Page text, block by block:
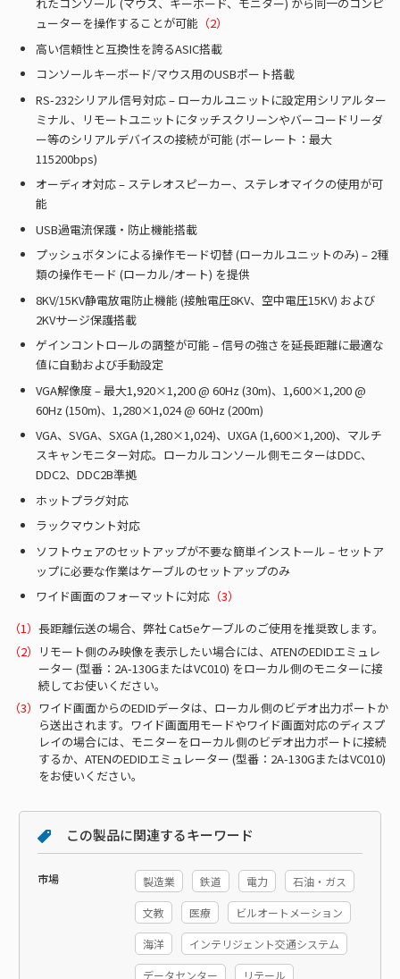
れたコンソール (マウス、キーボード、モニター) から同一のコンピ
ューターを操作することが可能 （2）
高い信頼性と互換性を誇るASIC搭載
コンソールキーボード/マウス用のUSBポート搭載
RS-232シリアル信号対応 – ローカルユニットに設定用シリアルター
ミナル、リモートユニットにタッチスクリーンやバーコードリーダ
ー等のシリアルデバイスの接続が可能 (ボーレート：最大
115200bps)
オーディオ対応 – ステレオスピーカー、ステレオマイクの使用が可
能
USB過電流保護・防止機能搭載
プッシュボタンによる操作モード切替 (ローカルユニットのみ) – 2種
類の操作モード (ローカル/オート) を提供
8KV/15KV静電放電防止機能 (接触電圧8KV、空中電圧15KV) および
2KVサージ保護搭載
ゲインコントロールの調整が可能 – 信号の強さを延長距離に最適な
値に自動および手動設定
VGA解像度 – 最大1,920×1,200 @ 60Hz (30m)、1,600×1,200 @
60Hz (150m)、1,280×1,024 @ 60Hz (200m)
VGA、SVGA、SXGA (1,280×1,024)、UXGA (1,600×1,200)、マルチ
スキャンモニター対応。ローカルコンソール側モニターはDDC、
DDC2、DDC2B準拠
ホットプラグ対応
ラックマウント対応
ソフトウェアのセットアップが不要な簡単インストール – セットア
ップに必要な作業はケーブルのセットアップのみ
ワイド画面のフォーマットに対応 （3）
長距離伝送の場合、弊社 Cat5eケーブルのご使用を推奨致します。
リモート側のみ映像を表示したい場合には、ATENのEDIDエミュレ
ーター (型番：2A-130GまたはVC010) をローカル側のモニターに接
続してお使いください。
ワイド画面からのEDIDデータは、ローカル側のビデオ出力ポートか
ら送出されます。ワイド画面用モードやワイド画面対応のディスプ
レイの場合には、モニターをローカル側のビデオ出力ポートに接続
するか、ATENのEDIDエミュレーター (型番：2A-130GまたはVC010)
をお使いください。
この製品に関連するキーワード
市場 製造業 鉄道 電力 石油・ガス
文教 医療 ビルオートメーション
海洋 インテリジェント交通システム
データセンター リテール